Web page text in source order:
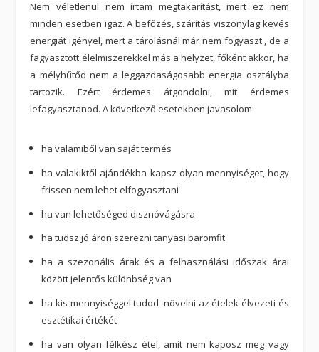
Nem véletlenül nem írtam megtakarítást, mert ez nem
minden esetben igaz. A befőzés, szárítás viszonylag kevés
energiát igényel, mert a tárolásnál már nem fogyaszt , de a
fagyasztott élelmiszerekkel más a helyzet, főként akkor, ha
a mélyhűtőd nem a leggazdaságosabb energia osztályba
tartozik. Ezért érdemes átgondolni, mit érdemes
lefagyasztanod. A következő esetekben javasolom:
ha valamiből van saját termés
ha valakiktől ajándékba kapsz olyan mennyiséget, hogy
frissen nem lehet elfogyasztani
ha van lehetőséged disznóvágásra
ha tudsz jó áron szerezni tanyasi baromfit
ha a szezonális árak és a felhasználási időszak árai
között jelentős különbség van
ha kis mennyiséggel tudod növelni az ételek élvezeti és
esztétikai értékét
ha van olyan félkész étel, amit nem kaposz meg vagy